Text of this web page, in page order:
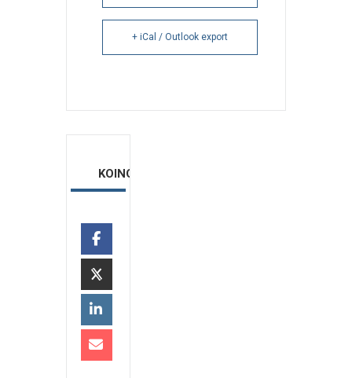
+ iCal / Outlook export
ΚΟΙΝΟΠΟΙΗΣΗ